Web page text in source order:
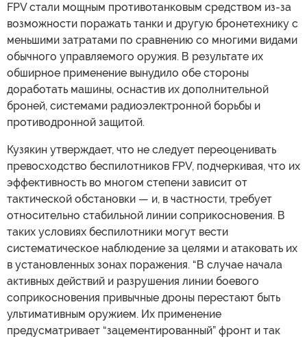
FPV стали мощным противотанковым средством из-за
возможности поражать танки и другую бронетехнику с
меньшими затратами по сравнению со многими видами
обычного управляемого оружия. В результате их
обширное применение вынудило обе стороны
доработать машины, оснастив их дополнительной
броней, системами радиоэлектронной борьбы и
противодронной защитой.
Кузякин утверждает, что не следует переоценивать
превосходство беспилотников FPV, подчеркивая, что их
эффективность во многом степени зависит от
тактической обстановки — и, в частности, требует
относительно стабильной линии соприкосновения. В
таких условиях беспилотники могут вести
систематическое наблюдение за целями и атаковать их
в установленных зонах поражения. “В случае начала
активных действий и разрушения линии боевого
соприкосновения привычные дроны перестают быть
ультимативным оружием. Их применение
предусматривает “зацементированный” фронт и так